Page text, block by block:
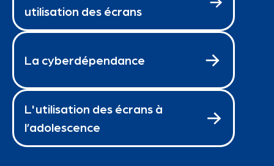
utilisation des écrans
La cyberdépendance
L'utilisation des écrans à
l’adolescence